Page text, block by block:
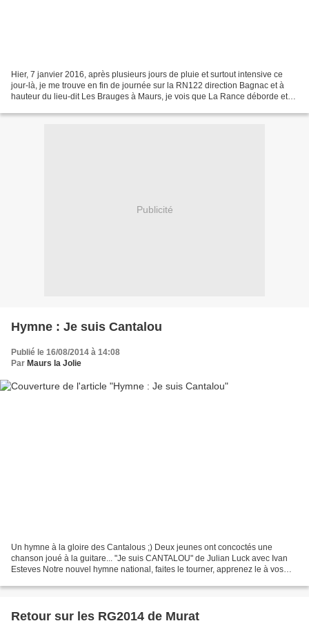
Hier, 7 janvier 2016, après plusieurs jours de pluie et surtout intensive ce
jour-là, je me trouve en fin de journée sur la RN122 direction Bagnac et à
hauteur du lieu-dit Les Brauges à Maurs, je vois que La Rance déborde et
Publicité
Hymne : Je suis Cantalou
Publié le 16/08/2014 à 14:08
Par Maurs la Jolie
Un hymne à la gloire des Cantalous ;) Deux jeunes ont concoctés une
chanson joué à la guitare... "Je suis CANTALOU" de Julian Luck avec Ivan
Esteves Notre nouvel hymne national, faites le tourner, apprenez le à vos
Retour sur les RG2014 de Murat